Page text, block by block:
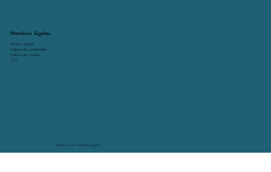
Mentions légales
Mentions légales
Politique de confidentialité
Politique des cookies
CGV
@2024 par les défricheurs agency